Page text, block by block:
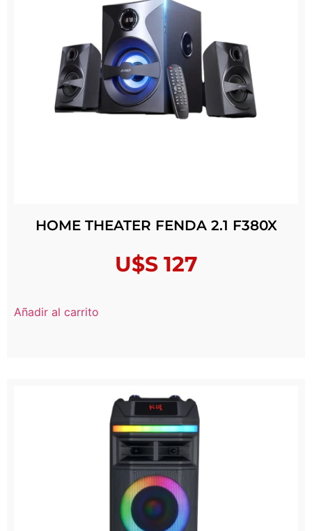
HOME THEATER FENDA 2.1 F380X
U$S127
Añadir al carrito